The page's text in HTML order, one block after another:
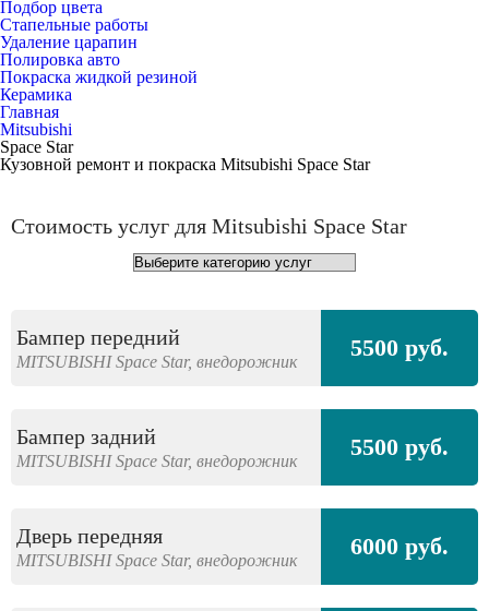
Подбор цвета
Стапельные работы
Удаление царапин
Полировка авто
Покраска жидкой резиной
Керамика
Главная
Mitsubishi
Space Star
Кузовной ремонт и покраска Mitsubishi Space Star
Стоимость услуг для Mitsubishi Space Star
Бампер передний
MITSUBISHISpace Star, внедорожник 5500 руб.
Бампер задний
MITSUBISHISpace Star, внедорожник 5500 руб.
Дверь передняя
MITSUBISHISpace Star, внедорожник 6000 руб.